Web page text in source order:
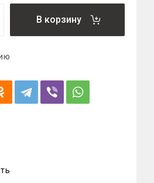
В корзину